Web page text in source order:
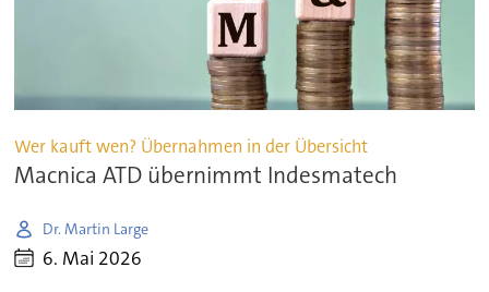
Wer kauft wen? Übernahmen in der Übersicht
Macnica ATD übernimmt Indesmatech
Dr. Martin Large
6. Mai 2026